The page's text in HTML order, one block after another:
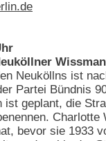
Neuköllns ist
Partei Bündnis
geplant, die
bevor sie 1933